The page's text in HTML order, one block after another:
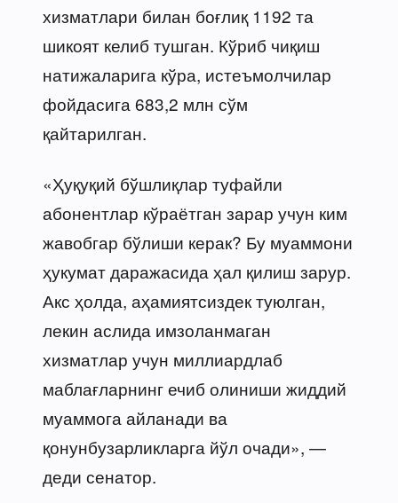
хизматлари билан боғлиқ 1192 та
шикоят келиб тушган. Кўриб чиқиш
натижаларига кўра, истеъмолчилар
фойдасига 683,2 млн сўм
қайтарилган.
«Ҳуқуқий бўшлиқлар туфайли
абонентлар кўраётган зарар учун ким
жавобгар бўлиши керак? Бу муаммони
ҳукумат даражасида ҳал қилиш зарур.
Акс ҳолда, аҳамиятсиздек туюлган,
лекин аслида имзоланмаган
хизматлар учун миллиардлаб
маблағларнинг ечиб олиниши жиддий
муаммога айланади ва
қонунбузарликларга йўл очади», —
деди сенатор.